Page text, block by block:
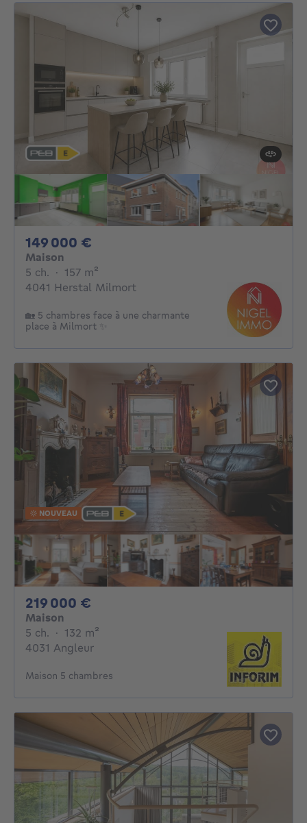
149 000 €
Maison
5 ch. 5 chambres
· 157 m²
4041 Herstal Milmort
🏡 5 chambres face à une charmante
place à Milmort ✨
NOUVEAU
219 000 €
Maison
5 ch. 5 chambres
· 132 m²
4031 Angleur
Maison 5 chambres